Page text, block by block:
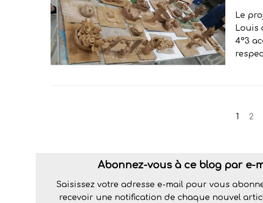
Le
Louis
4°3
1 2
Abonnez-vous à ce blog par e-
Saisissez votre adresse e-mail pour vous
recevoir une notification de chaque nouvel